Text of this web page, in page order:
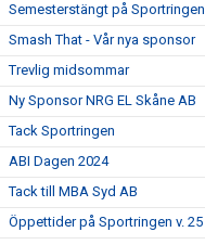
Semesterstängt på Sportringen
Smash That - Vår nya sponsor
Trevlig midsommar
Ny Sponsor NRG EL Skåne AB
Tack Sportringen
ABI Dagen 2024
Tack till MBA Syd AB
Öppettider på Sportringen v. 25